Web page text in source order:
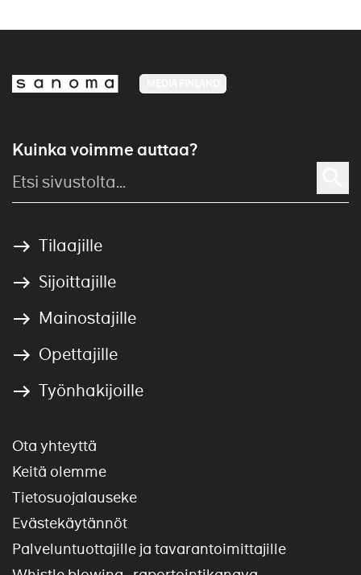
Kuinka voimme auttaa?
Tilaajille
Sijoittajille
Mainostajille
Opettajille
Työnhakijoille
Ota yhteyttä
Keitä olemme
Tietosuojalauseke
Evästekäytännöt
Palveluntuottajille ja tavarantoimittajille